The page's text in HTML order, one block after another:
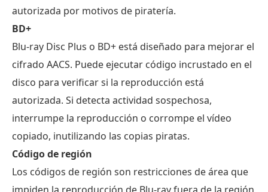
autorizada por motivos de piratería.
BD+
Blu-ray Disc Plus o BD+ está diseñado para mejorar el
cifrado AACS. Puede ejecutar código incrustado en el
disco para verificar si la reproducción está
autorizada. Si detecta actividad sospechosa,
interrumpe la reproducción o corrompe el vídeo
copiado, inutilizando las copias piratas.
Código de región
Los códigos de región son restricciones de área que
impiden la reproducción de Blu-ray fuera de la región